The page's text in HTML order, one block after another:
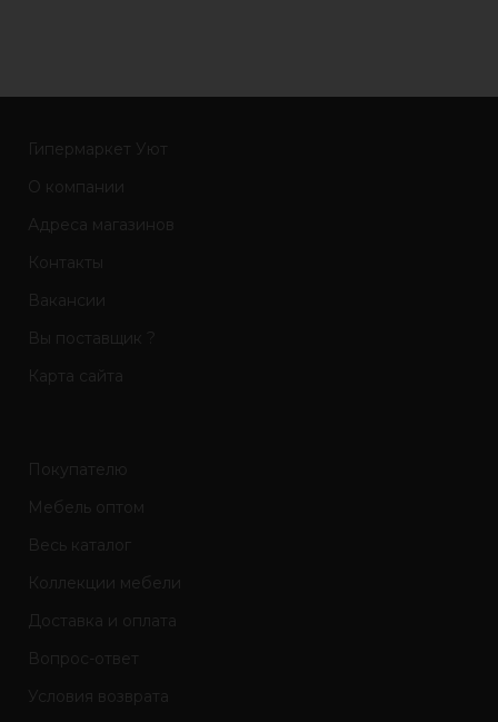
Гипермаркет Уют
О компании
Адреса магазинов
Контакты
Вакансии
Вы поставщик ?
Карта сайта
Покупателю
Мебель оптом
Весь каталог
Коллекции мебели
Доставка и оплата
Вопрос-ответ
Условия возврата